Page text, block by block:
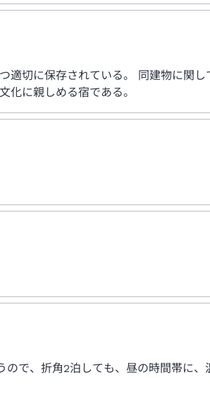
適切に保存されている。 同建物に関
化に親しめる宿である。
で、折角2泊しても、昼の時間帯に